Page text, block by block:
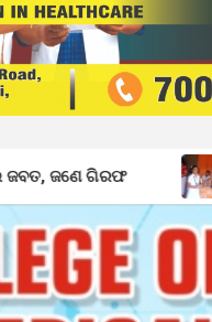
ବିଦ୍ୟାଳୟରସ୍ତରୀୟ